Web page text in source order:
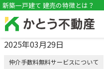
!DOCTYPE html>
新築一戸建て 建売の特徴とは？
2025年03月29日
仲介手数料無料サービスについて